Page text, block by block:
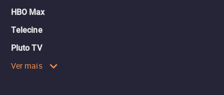
HBO Max
Telecine
Pluto TV
Ver mais